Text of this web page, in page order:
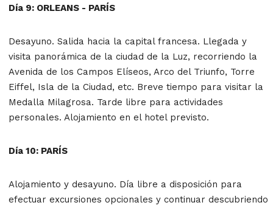
Día 9: ORLEANS - PARÍS
Desayuno. Salida hacia la capital francesa. Llegada y
visita panorámica de la ciudad de la Luz, recorriendo la
Avenida de los Campos Elíseos, Arco del Triunfo, Torre
Eiffel, Isla de la Ciudad, etc. Breve tiempo para visitar la
Medalla Milagrosa. Tarde libre para actividades
personales. Alojamiento en el hotel previsto.
Día 10: PARÍS
Alojamiento y desayuno. Día libre a disposición para
efectuar excursiones opcionales y continuar descubriendo